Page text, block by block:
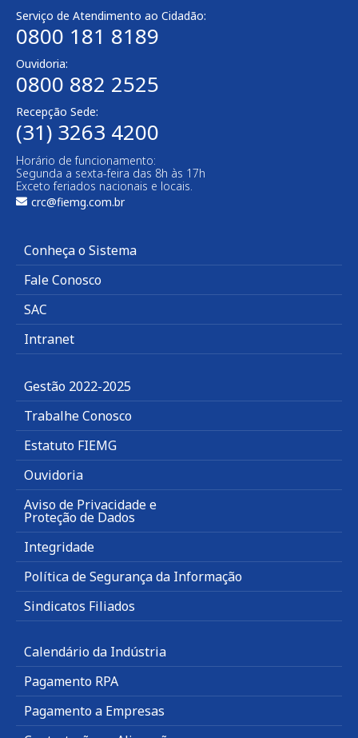
Serviço de Atendimento ao Cidadão:
0800 181 8189
Ouvidoria:
0800 882 2525
Recepção Sede:
(31) 3263 4200
Horário de funcionamento:
Segunda a sexta-feira das 8h às 17h
Exceto feriados nacionais e locais.
crc@fiemg.com.br
Conheça o Sistema
Fale Conosco
SAC
Intranet
Gestão 2022-2025
Trabalhe Conosco
Estatuto FIEMG
Ouvidoria
Aviso de Privacidade e
Proteção de Dados
Integridade
Política de Segurança da Informação
Sindicatos Filiados
Calendário da Indústria
Pagamento RPA
Pagamento a Empresas